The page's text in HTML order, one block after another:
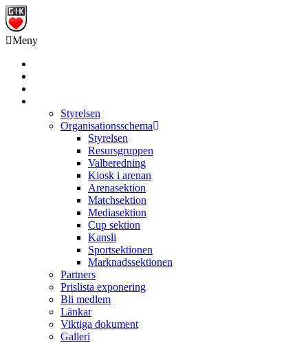
Meny
Styrelsen
Organisationsschema
Styrelsen
Resursgruppen
Valberedning
Kiosk i arenan
Arenasektion
Matchsektion
Mediasektion
Cup sektion
Kansli
Sportsektionen
Marknadssektionen
Partners
Prislista exponering
Bli medlem
Länkar
Viktiga dokument
Galleri